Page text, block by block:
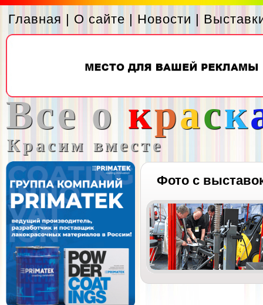
Главная | О сайте | Новости |
Все о краск
Красим вместе
Фото с